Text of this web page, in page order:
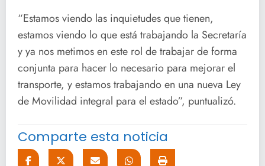
“Estamos viendo las inquietudes que tienen,
estamos viendo lo que está trabajando la Secretaría
y ya nos metimos en este rol de trabajar de forma
conjunta para hacer lo necesario para mejorar el
transporte, y estamos trabajando en una nueva Ley
de Movilidad integral para el estado”, puntualizó.
Comparte esta noticia